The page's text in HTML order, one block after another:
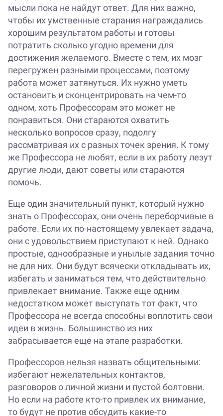
мысли пока не найдут ответ. Для них важно,
чтобы их умственные старания награждались
хорошим результатом работы и готовы
потратить сколько угодно времени для
достижения желаемого. Вместе с тем, их мозг
перегружен разными процессами, поэтому
работа может затянуться. Их нужно уметь
остановить и сконцентрировать на чем-то
одном, хоть Профессорам это может не
понравиться. Они стараются охватить
несколько вопросов сразу, подолгу
рассматривая их с разных точек зрения. К тому
же Профессора не любят, если в их работу лезут
другие люди, дают советы или стараются
помочь.
Еще один значительный пункт, который нужно
знать о Профессорах, они очень переборчивые в
работе. Если их по-настоящему увлекает задача,
они с удовольствием приступают к ней. Однако
простые, однообразные и унылые задания точно
не для них. Они будут всячески откладывать их,
избегать и заниматься тем, что действительно
привлекает внимание. Также еще одним
недостатком может выступать тот факт, что
Профессора не всегда способны воплотить свои
идеи в жизнь. Большинство из них
забрасывается еще на этапе разработки.
Профессоров нельзя назвать общительными:
избегают нежелательных контактов,
разговоров о личной жизни и пустой болтовни.
Но если на работе кто-то привлек их внимание,
то будут не против обсудить какие-то